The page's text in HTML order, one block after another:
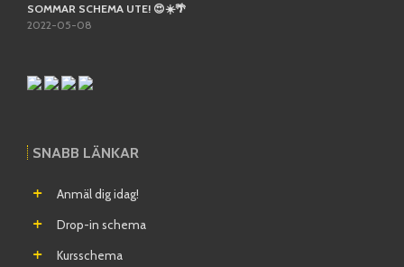
SOMMAR SCHEMA UTE! 😍☀️🌴
2022-05-08
SNABB LÄNKAR
Anmäl dig idag!
Drop-in schema
Kursschema